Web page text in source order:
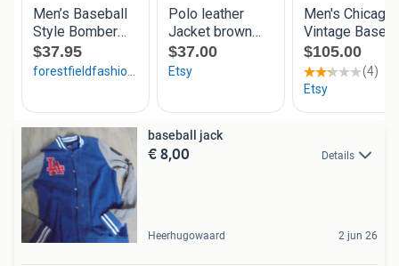
baseball jack
€ 8,00 Details
Heerhugowaard 2 jun 26